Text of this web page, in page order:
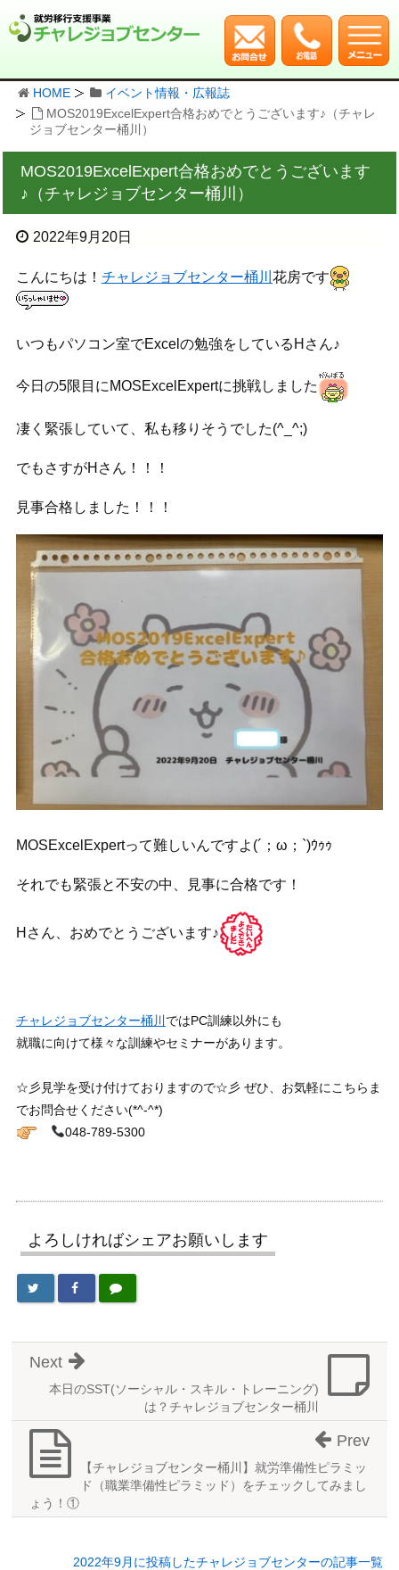
HOME
イベント情報・広報誌
MOS2019ExcelExpert合格おめでとうございます♪（チャレ
ジョブセンター桶川）
MOS2019ExcelExpert合格おめでとうございます
♪（チャレジョブセンター桶川）
2022年9月20日
こんにちは！ チャレジョブセンター桶川 花房です
いつもパソコン室でExcelの勉強をしているHさん♪
今日の5限目にMOSExcelExpertに挑戦しました
凄く緊張していて、私も移りそうでした(^_^;)
でもさすがHさん！！！
見事合格しました！！！
MOSExcelExpertって難しいんですよ(´；ω；`)ｳｩｩ
それでも緊張と不安の中、見事に合格です！
Hさん、おめでとうございます♪
チャレジョブセンター桶川 ではPC訓練以外にも
就職に向けて様々な訓練やセミナーがあります。
☆彡見学を受け付けておりますので☆彡 ぜひ、お気軽にこちらま
でお問合せください(*^-^*)
048-789-5300
よろしければシェアお願いします
本日のSST(ソーシャル・スキル・トレーニング)
は？チャレジョブセンター桶川
Next
【チャレジョブセンター桶川】就労準備性ピラミッ
ド（職業準備性ピラミッド）をチェックしてみまし
ょう！①
Prev
2022年9月に投稿したチャレジョブセンターの記事一覧